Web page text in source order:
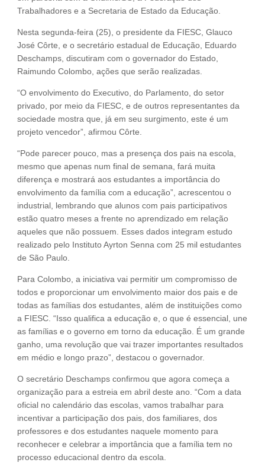
Trabalhadores e a Secretaria de Estado da Educação.
Nesta segunda-feira (25), o presidente da FIESC, Glauco
José Côrte, e o secretário estadual de Educação, Eduardo
Deschamps, discutiram com o governador do Estado,
Raimundo Colombo, ações que serão realizadas.
“O envolvimento do Executivo, do Parlamento, do setor
privado, por meio da FIESC, e de outros representantes da
sociedade mostra que, já em seu surgimento, este é um
projeto vencedor”, afirmou Côrte.
“Pode parecer pouco, mas a presença dos pais na escola,
mesmo que apenas num final de semana, fará muita
diferença e mostrará aos estudantes a importância do
envolvimento da família com a educação”, acrescentou o
industrial, lembrando que alunos com pais participativos
estão quatro meses a frente no aprendizado em relação
aqueles que não possuem. Esses dados integram estudo
realizado pelo Instituto Ayrton Senna com 25 mil estudantes
de São Paulo.
Para Colombo, a iniciativa vai permitir um compromisso de
todos e proporcionar um envolvimento maior dos pais e de
todas as famílias dos estudantes, além de instituições como
a FIESC. “Isso qualifica a educação e, o que é essencial, une
as famílias e o governo em torno da educação. É um grande
ganho, uma revolução que vai trazer importantes resultados
em médio e longo prazo”, destacou o governador.
O secretário Deschamps confirmou que agora começa a
organização para a estreia em abril deste ano. “Com a data
oficial no calendário das escolas, vamos trabalhar para
incentivar a participação dos pais, dos familiares, dos
professores e dos estudantes naquele momento para
reconhecer e celebrar a importância que a família tem no
processo educacional dentro da escola.